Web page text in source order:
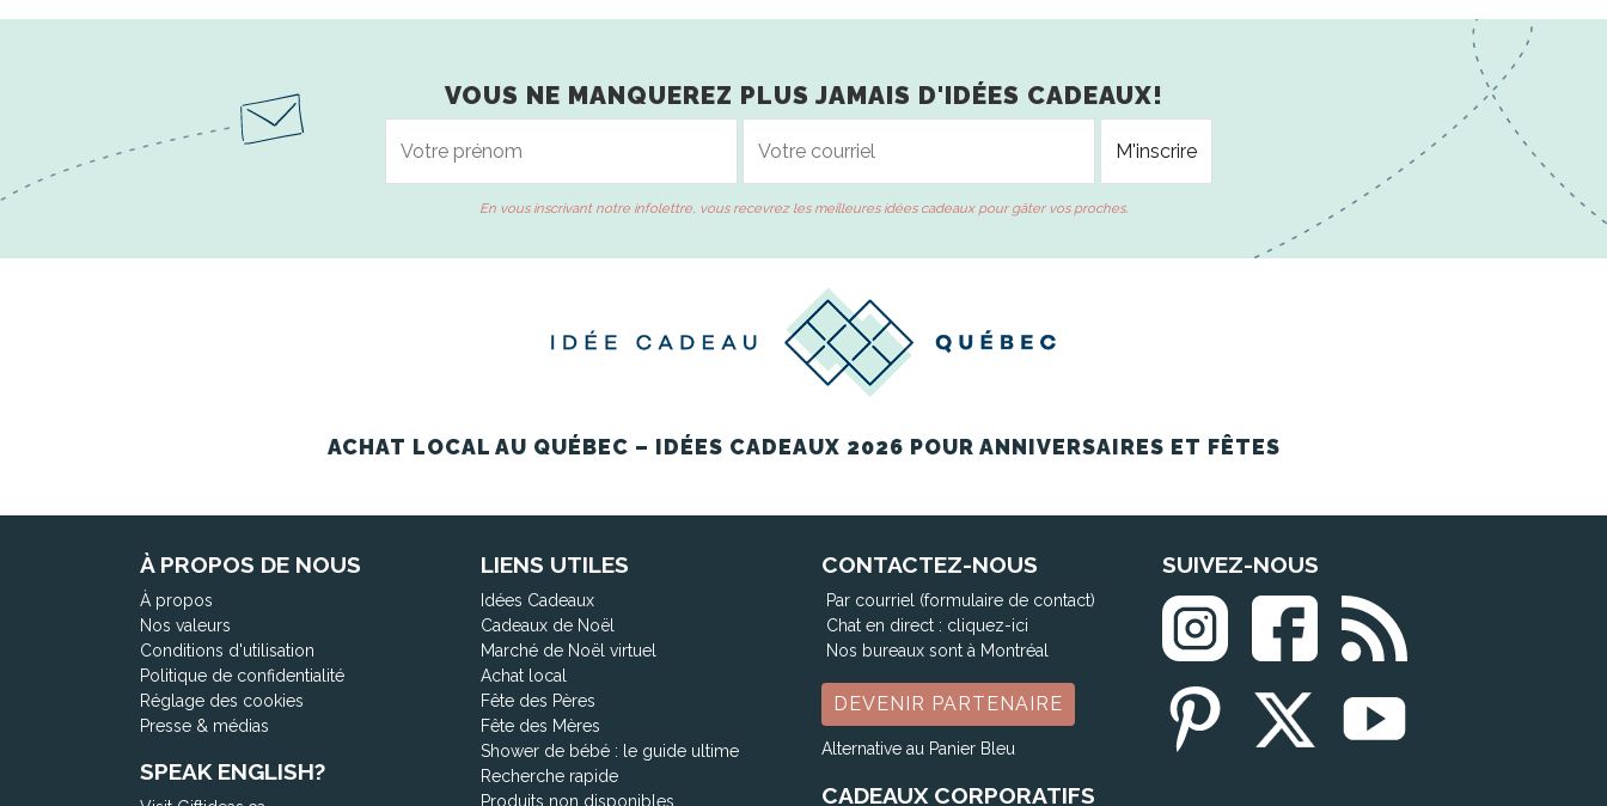
VOUS NE MANQUEREZ PLUS JAMAIS D'IDÉES CADEAUX!
En vous inscrivant notre infolettre, vous recevrez les meilleures idées cadeaux pour gâter vos proches.
ACHAT LOCAL AU QUÉBEC – IDÉES CADEAUX 2026 POUR ANNIVERSAIRES ET FÊTES
À PROPOS DE NOUS
À propos
Nos valeurs
Conditions d'utilisation
Politique de confidentialité
Réglage des cookies
Presse & médias
SPEAK ENGLISH?
LIENS UTILES
Idées Cadeaux
Cadeaux de Noël
Marché de Noël virtuel
Achat local
Fête des Pères
Fête des Mères
Shower de bébé : le guide ultime
Recherche rapide
Produits non disponibles
CONTACTEZ-NOUS
Par courriel (formulaire de contact)
Chat en direct : cliquez-ici
Nos bureaux sont à Montréal
DEVENIR PARTENAIRE
Alternative au Panier Bleu
CADEAUX CORPORATIFS
SUIVEZ-NOUS